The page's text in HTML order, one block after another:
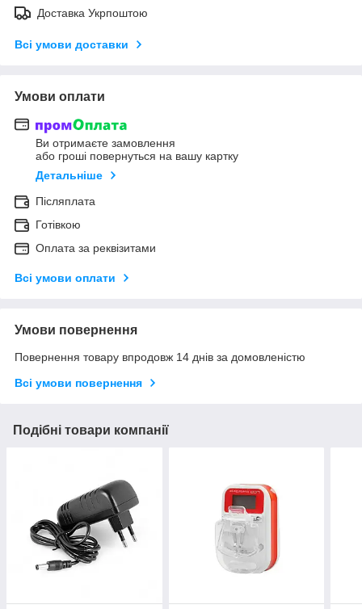
Доставка Укрпоштою
Всі умови доставки
Умови оплати
Ви отримаєте замовлення
або гроші повернуться на вашу картку
Детальніше
Післяплата
Готівкою
Оплата за реквізитами
Всі умови оплати
Умови повернення
Повернення товару впродовж 14 днів за домовленістю
Всі умови повернення
Подібні товари компанії